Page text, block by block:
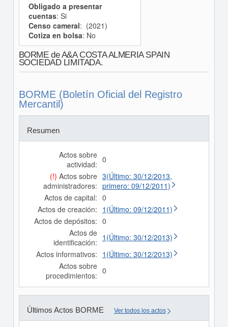
Obligado a presentar
cuentas: Si
Censo cameral: (2021)
Cotiza en bolsa: No
BORME de A&A COSTA ALMERIA SPAIN
SOCIEDAD LIMITADA.
BORME (Boletín Oficial del Registro
Mercantil)
Resumen
Actos sobre
actividad: 0
(!) Actos sobre
administradores:
3(Último: 30/12/2013,
primero: 09/12/2011)
Actos de capital: 0
Actos de creación: 1(Último: 09/12/2011)
Actos de depósitos: 0
Actos de
identificación: 1(Último: 30/12/2013)
Actos informativos: 1(Último: 30/12/2013)
Actos sobre
procedimientos: 0
Últimos Actos BORME Ver todos los actos